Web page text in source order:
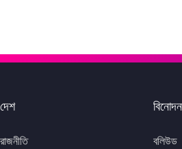
দেশ
রাজনীতি
বিনোদন
বলিউড